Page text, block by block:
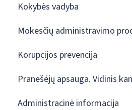
Kokybės vadyba
Mokesčių administravimo
Korupcijos prevencija
Pranešėjų apsauga. Vidinis
Administracinė informacija